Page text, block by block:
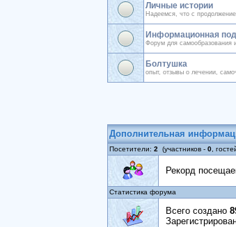
Личные истории
Надеемся, что с
Информационная
Форум для самообразования
Болтушка
опыт, отзывы о лечении,
Дополнительная
Посетители: 2 (участников - 0 ,
Рекорд
Статистика форума
Всего создано